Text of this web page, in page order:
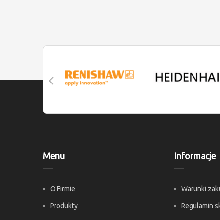
Menu
O Firmie
Produkty
Informacje
Warunki
Regulamin